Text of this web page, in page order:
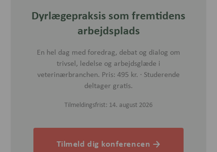
Dyrlægepraksis som fremtidens
arbejdsplads
En hel dag med foredrag, debat og dialog om
trivsel, ledelse og arbejdsglæde i
veterinærbranchen. Pris: 495 kr. · Studerende
deltager gratis.
Tilmeldingsfrist: 14. august 2026
Tilmeld dig konferencen →